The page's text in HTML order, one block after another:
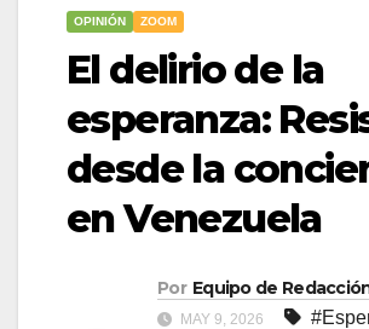
OPINIÓN ZOOM
El delirio de la
esperanza:
desde la
en Venezuela
Por Equipo de
MAY 9, 2026